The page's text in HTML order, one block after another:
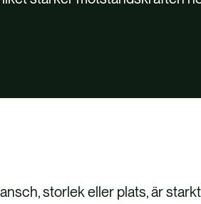
storlek eller plats, är